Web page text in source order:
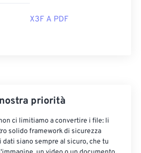
X3F A PDF
priorità
ci limitiamo a convertire i file: li
solido framework di sicurezza
siano sempre al sicuro, che tu